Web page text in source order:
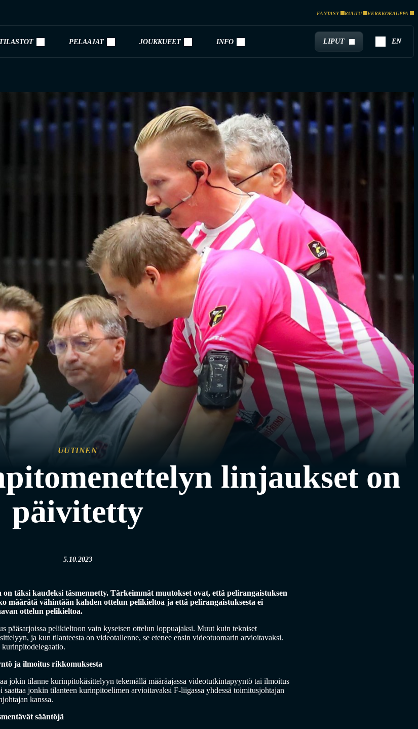
FANTASY RUUTU VERKKOKAUPPA
TILASTOT PELAAJAT JOUKKUEET INFO LIPUT EN
UUTINEN
linjaukset on
päivitetty
5.10.2023
täksi kaudeksi täsmennetty. Tärkeimmät muutokset ovat, että pelirangaistuksen
määrätä vähintään kahden ottelun pelikieltoa ja että pelirangaistuksesta ei
ottelun pelikieltoa.
pääsarjoissa pelikieltoon vain kyseisen ottelun loppuajaksi. Muut kuin tekniset
ja kun tilanteesta on videotallenne, se etenee ensin videotuomarin arvioitavaksi.
kurinpitodelegaatio.
ja ilmoitus rikkomuksesta
jokin tilanne kurinpitokäsittelyyn tekemällä määräajassa videotutkintapyyntö tai ilmoitus
jonkin tilanteen kurinpitoelimen arvioitavaksi F-liigassa yhdessä toimitusjohtajan
kanssa.
sääntöjä